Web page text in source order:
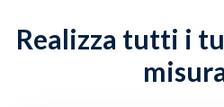
Realizza tutti i